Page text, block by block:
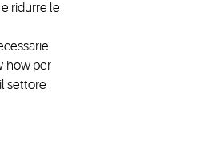
ridurre le
how per
settore